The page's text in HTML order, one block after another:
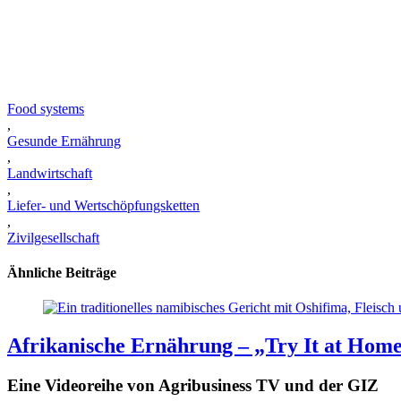
Food systems
,
Gesunde Ernährung
,
Landwirtschaft
,
Liefer- und Wertschöpfungsketten
,
Zivilgesellschaft
Ähnliche Beiträge
Afrikanische Ernährung – „Try It at
Eine Videoreihe von Agribusiness TV und der GIZ